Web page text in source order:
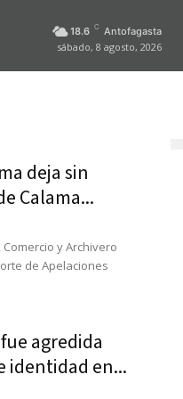
18.6 C Antofagasta
sábado, 8 agosto, 2026
deja sin
Calama...
y Archivero
de Apelaciones
agredida
identidad en...